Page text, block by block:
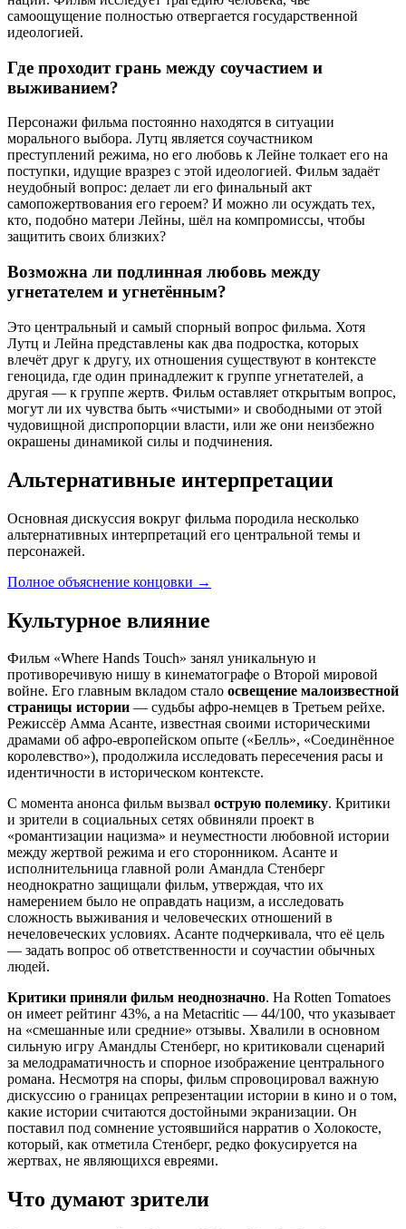
самоощущение полностью отвергается государственной
идеологией.
Где проходит грань между соучастием и
выживанием?
Персонажи фильма постоянно находятся в ситуации
морального выбора. Лутц является соучастником
преступлений режима, но его любовь к Лейне толкает его на
поступки, идущие вразрез с этой идеологией. Фильм задаёт
неудобный вопрос: делает ли его финальный акт
самопожертвования его героем? И можно ли осуждать тех,
кто, подобно матери Лейны, шёл на компромиссы, чтобы
защитить своих близких?
Возможна ли подлинная любовь между
угнетателем и угнетённым?
Это центральный и самый спорный вопрос фильма. Хотя
Лутц и Лейна представлены как два подростка, которых
влечёт друг к другу, их отношения существуют в контексте
геноцида, где один принадлежит к группе угнетателей, а
другая — к группе жертв. Фильм оставляет открытым вопрос,
могут ли их чувства быть «чистыми» и свободными от этой
чудовищной диспропорции власти, или же они неизбежно
окрашены динамикой силы и подчинения.
Альтернативные интерпретации
Основная дискуссия вокруг фильма породила несколько
альтернативных интерпретаций его центральной темы и
персонажей.
Полное объяснение концовки →
Культурное влияние
Фильм «Where Hands Touch» занял уникальную и
противоречивую нишу в кинематографе о Второй мировой
войне. Его главным вкладом стало освещение малоизвестной
страницы истории — судьбы афро-немцев в Третьем рейхе.
Режиссёр Амма Асанте, известная своими историческими
драмами об афро-европейском опыте («Белль», «Соединённое
королевство»), продолжила исследовать пересечения расы и
идентичности в историческом контексте.
С момента анонса фильм вызвал острую полемику. Критики
и зрители в социальных сетях обвиняли проект в
«романтизации нацизма» и неуместности любовной истории
между жертвой режима и его сторонником. Асанте и
исполнительница главной роли Амандла Стенберг
неоднократно защищали фильм, утверждая, что их
намерением было не оправдать нацизм, а исследовать
сложность выживания и человеческих отношений в
нечеловеческих условиях. Асанте подчеркивала, что её цель
— задать вопрос об ответственности и соучастии обычных
людей.
Критики приняли фильм неоднозначно. На Rotten Tomatoes
он имеет рейтинг 43%, а на Metacritic — 44/100, что указывает
на «смешанные или средние» отзывы. Хвалили в основном
сильную игру Амандлы Стенберг, но критиковали сценарий
за мелодраматичность и спорное изображение центрального
романа. Несмотря на споры, фильм спровоцировал важную
дискуссию о границах репрезентации истории в кино и о том,
какие истории считаются достойными экранизации. Он
поставил под сомнение устоявшийся нарратив о Холокосте,
который, как отметила Стенберг, редко фокусируется на
жертвах, не являющихся евреями.
Что думают зрители